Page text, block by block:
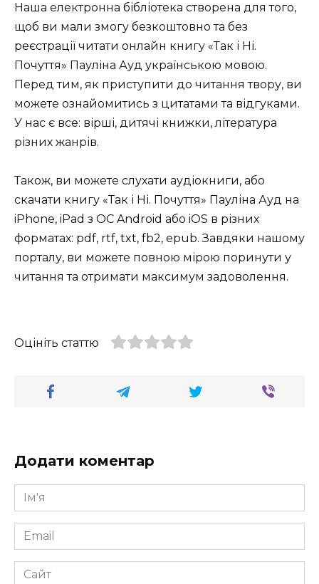
Наша електронна бібліотека створена для того,
щоб ви мали змогу безкоштовно та без
реєстрації читати онлайн книгу «Так і Ні.
Почуття» Пауліна Ауд українською мовою.
Перед тим, як приступити до читання твору, ви
можете ознайомитись з цитатами та відгуками.
У нас є все: вірші, дитячі книжки, література
різних жанрів.
Також, ви можете слухати аудіокниги, або
скачати книгу «Так і Ні. Почуття» Пауліна Ауд на
iPhone, iPad з ОС Android або iOS в різних
форматах: pdf, rtf, txt, fb2, epub. Завдяки нашому
порталу, ви можете повною мірою поринути у
читання та отримати максимум задоволення.
Оцініть статтю
Додати коментар
Ім'я
*
Email
*
Сайт